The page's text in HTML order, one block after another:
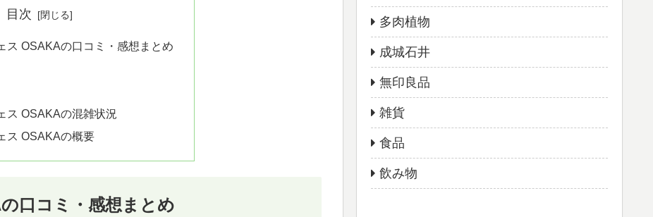
目次
ス OSAKAの口コミ・感想まとめ
ス OSAKAの混雑状況
ス OSAKAの概要
口コミ・感想まとめ
多肉植物
成城石井
無印良品
雑貨
食品
飲み物